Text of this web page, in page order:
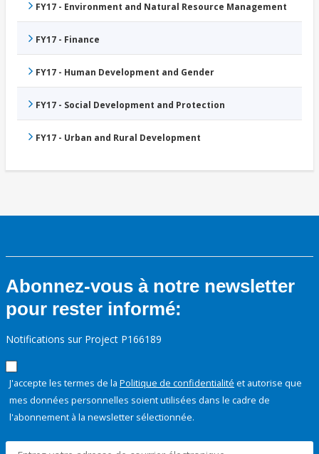
FY17 - Environment and Natural Resource Management
FY17 - Finance
FY17 - Human Development and Gender
FY17 - Social Development and Protection
FY17 - Urban and Rural Development
Abonnez-vous à notre newsletter
pour rester informé:
Notifications sur Project P166189
J'accepte les termes de la Politique de confidentialité et autorise que
mes données personnelles soient utilisées dans le cadre de
l'abonnement à la newsletter sélectionnée.